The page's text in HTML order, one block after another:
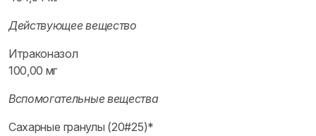
Действующее вещество
Итраконазол
100,00 мг
Вспомогательные вещества
Сахарные гранулы (20#25)*